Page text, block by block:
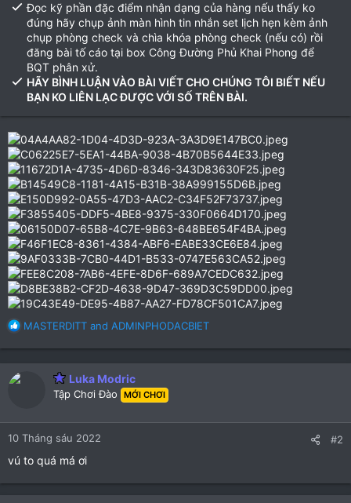
Đọc kỹ phần đặc điểm nhận dạng của hàng nếu thấy ko
đúng hãy chụp ảnh màn hình tin nhắn set lịch hẹn kèm ảnh
chụp phòng check và chìa khóa phòng check (nếu có) rồi
đăng bài tố cáo tại box Công Đường Phủ Khai Phong để
BQT phân xử.
HÃY BÌNH LUẬN VÀO BÀI VIẾT CHO CHÚNG TÔI BIẾT NẾU
BẠN KO LIÊN LẠC ĐƯỢC VỚI SỐ TRÊN BÀI.
R
c
n
s
MASTERDITT and ADMINPHODACBIET
Luka Modric
Tập Chơi Đào MỚI CHƠI
10 Tháng sáu 2022 #2
vú to quá má ơi